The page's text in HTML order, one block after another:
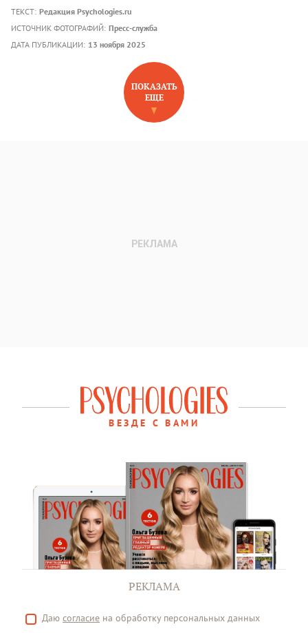
ТЕКСТ: Редакция Psychologies.ru
ИСТОЧНИК ФОТОГРАФИЙ: Пресс-служба
ДАТА ПУБЛИКАЦИИ: 13 ноября 2025
НОВОЕ НА САЙТЕ
ПОКАЗАТЬ
ЕЩЕ
ВЕЗДЕ С ВАМИ
РЕКЛАМА
Даю согласие на обработку персональных данных